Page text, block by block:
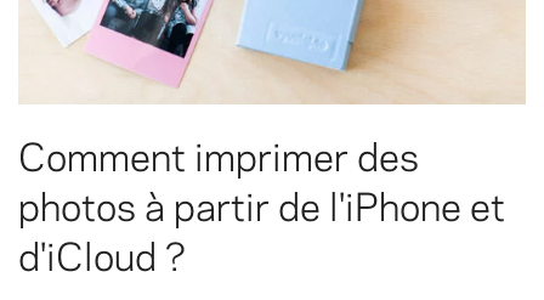
Comment imprimer des
photos à partir de l'iPhone et
d'iCloud ?